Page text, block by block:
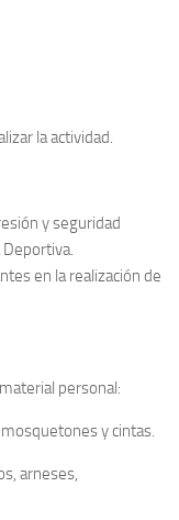
la actividad.
y seguridad
Deportiva.
en la realización de
personal:
y cintas.
arneses,